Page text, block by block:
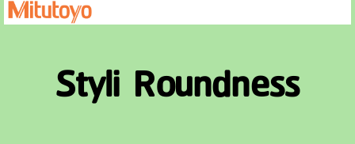
Styli Roundness